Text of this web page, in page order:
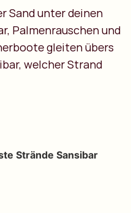
Sand unter deinen
Palmenrauschen und
gleiten übers
welcher Strand
Strände Sansibar